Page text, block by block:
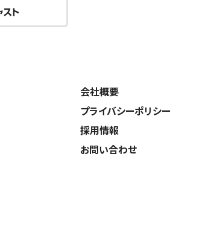
会社概要
プライバシーポリシー
採用情報
お問い合わせ